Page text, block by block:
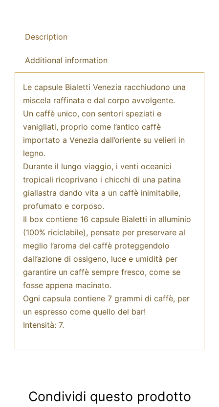
Description
Additional information
Le capsule Bialetti Venezia racchiudono una
miscela raffinata e dal corpo avvolgente.
Un caffè unico, con sentori speziati e
vanigliati, proprio come l’antico caffè
importato a Venezia dall’oriente su velieri in
legno.
Durante il lungo viaggio, i venti oceanici
tropicali ricoprivano i chicchi di una patina
giallastra dando vita a un caffè inimitabile,
profumato e corposo.
Il box contiene 16 capsule Bialetti in alluminio
(100% riciclabile), pensate per preservare al
meglio l’aroma del caffè proteggendolo
dall’azione di ossigeno, luce e umidità per
garantire un caffè sempre fresco, come se
fosse appena macinato.
Ogni capsula contiene 7 grammi di caffè, per
un espresso come quello del bar!
Intensità: 7.
Condividi questo prodotto